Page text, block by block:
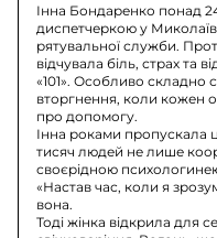
Інна Бондаренко понад
диспетчеркою у
рятувальної служби.
відчувала біль, страх та
«101». Особливо складно
вторгнення, коли кожен
про допомогу.
Інна роками пропускала
тисяч людей не лише
своєрідною
«Настав час, коли я
вона.
Тоді жінка відкрила для